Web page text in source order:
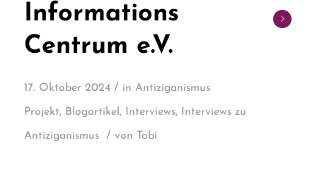
Informations
Centrum e.V.
17. Oktober 2024 / in Antiziganismus
Projekt, Blogartikel , Interviews, Interviews zu
Antiziganismus / von Tobi